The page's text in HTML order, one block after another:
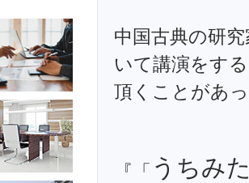
中国古典の研
いて講演をす
頂くことがあ
『「 うちみ